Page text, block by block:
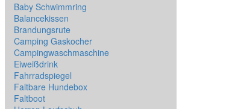
Baby Schwimmring
Balancekissen
Brandungsrute
Camping Gaskocher
Campingwaschmaschine
Eiweißdrink
Fahrradspiegel
Faltbare Hundebox
Faltboot